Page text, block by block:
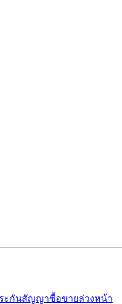
ะกันสัญญาซื้อขายล่วงหน้า